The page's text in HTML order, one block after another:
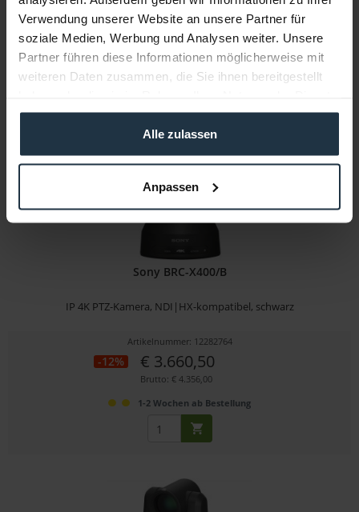
Verwendung unserer Website an unsere Partner für
soziale Medien, Werbung und Analysen weiter. Unsere
Partner führen diese Informationen möglicherweise mit
weiteren Daten zusammen, die Sie ihnen bereitgestellt
gesammelt haben.
Alle zulassen
Anpassen
-29% € 890,00
Brutto: € 1.059,10
Sony BRC-X400/B
IP 4K PTZ-Kamera, NDI|HX-kompatibel, schwarz
Artikelnummer: 12282764
-12% € 3.660,50
Brutto: € 4.356,00
1-2 Wochen ab Bestellung